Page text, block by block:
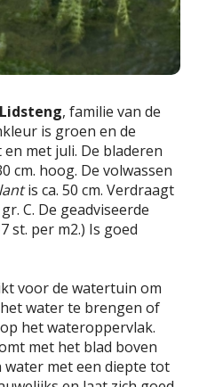
Lidsteng, familie van de
is groen en de
met juli. De bladeren
cm. hoog. De volwassen
is ca. 50 cm. Verdraagt
C. De geadviseerde
st. per m2.) Is goed
voor de watertuin om
water te brengen of
het wateroppervlak.
met het blad boven
met een diepte tot